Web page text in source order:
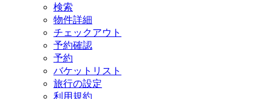
検索
物件詳細
チェックアウト
予約確認
予約
バケットリスト
旅行の設定
利用規約